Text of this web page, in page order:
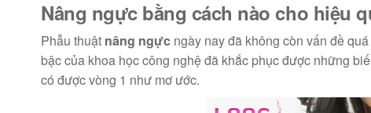
Nâng ngực bằng cách nào cho hiệu
Phẫu thuật nâng ngực ngày nay đã không còn vấn đề
bậc của khoa học công nghệ đã khắc phục được những
có được vòng 1 như mơ ước.